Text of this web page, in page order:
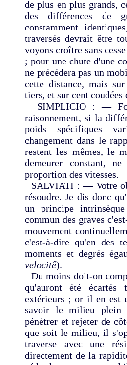
de plus en plus grands,
des différences de
constamment
traversés devrait être
voyons croître sans
; pour une chute d'une
ne précédera pas un
cette distance, mais
tiers, et sur cent coudées
SIMPLICIO : —
raisonnement, si la
poids spécifiques
changement dans le
restent les mêmes, le
demeurer constant,
proportion des vitesses.
SALVIATI : — Votre
résoudre. Je dis donc
un principe
commun des graves
mouvement
c'est-à-dire qu'en des
moments et degrés
velocitê).
Du moins doit-on
qu'auront été écartés
extérieurs ; or il en est
savoir le milieu plein
pénétrer et rejeter de
que soit le milieu, il
traverse avec une
directement de la